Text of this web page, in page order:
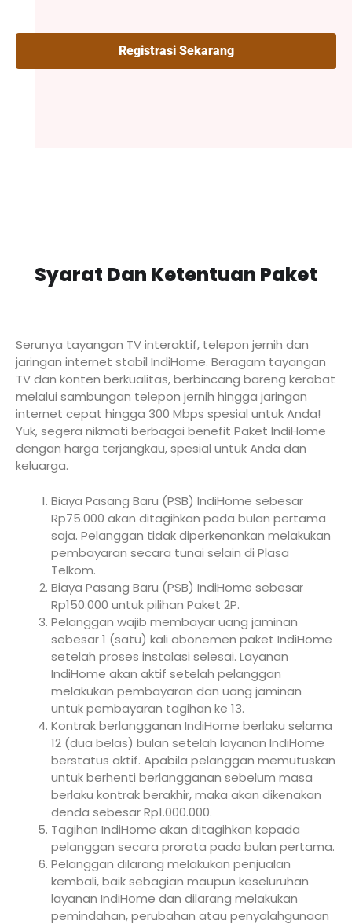
Registrasi Sekarang
Syarat Dan Ketentuan Paket
Serunya tayangan TV interaktif, telepon jernih dan
jaringan internet stabil IndiHome. Beragam tayangan
TV dan konten berkualitas, berbincang bareng kerabat
melalui sambungan telepon jernih hingga jaringan
internet cepat hingga 300 Mbps spesial untuk Anda!
Yuk, segera nikmati berbagai benefit Paket IndiHome
dengan harga terjangkau, spesial untuk Anda dan
keluarga.
Biaya Pasang Baru (PSB) IndiHome sebesar
Rp75.000 akan ditagihkan pada bulan pertama
saja. Pelanggan tidak diperkenankan melakukan
pembayaran secara tunai selain di Plasa
Telkom.
Biaya Pasang Baru (PSB) IndiHome sebesar
Rp150.000 untuk pilihan Paket 2P.
Pelanggan wajib membayar uang jaminan
sebesar 1 (satu) kali abonemen paket IndiHome
setelah proses instalasi selesai. Layanan
IndiHome akan aktif setelah pelanggan
melakukan pembayaran dan uang jaminan
untuk pembayaran tagihan ke 13.
Kontrak berlangganan IndiHome berlaku selama
12 (dua belas) bulan setelah layanan IndiHome
berstatus aktif. Apabila pelanggan memutuskan
untuk berhenti berlangganan sebelum masa
berlaku kontrak berakhir, maka akan dikenakan
denda sebesar Rp1.000.000.
Tagihan IndiHome akan ditagihkan kepada
pelanggan secara prorata pada bulan pertama.
Pelanggan dilarang melakukan penjualan
kembali, baik sebagian maupun keseluruhan
layanan IndiHome dan dilarang melakukan
pemindahan, perubahan atau penyalahgunaan